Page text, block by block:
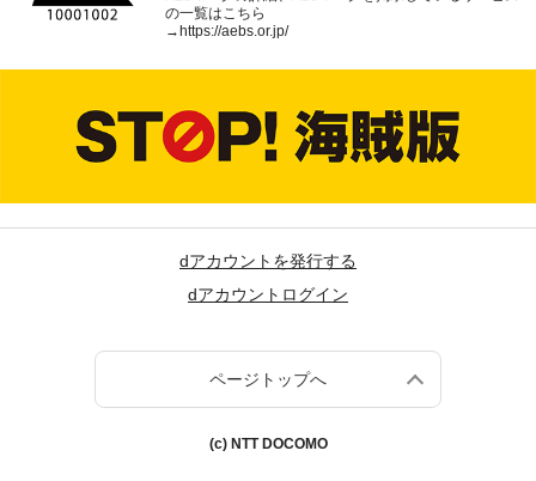
の一覧はこちら
→ https://aebs.or.jp/
dアカウントを発行する
dアカウントログイン
ページトップへ
(c) NTT DOCOMO